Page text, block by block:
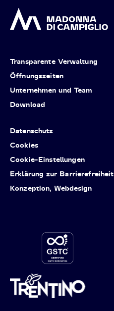
Transparente Verwaltung
Öffnungszeiten
Unternehmen und Team
Download
Datenschutz
Cookies
Cookie-Einstellungen
Erklärung zur Barrierefreiheit
Konzeption, Webdesign